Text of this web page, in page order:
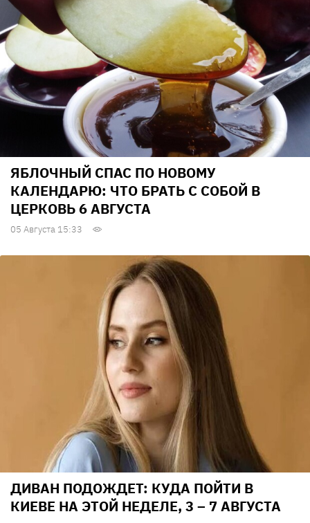
ЯБЛОЧНЫЙ СПАС ПО НОВОМУ
КАЛЕНДАРЮ: ЧТО БРАТЬ С СОБОЙ В
ЦЕРКОВЬ 6 АВГУСТА
05 Августа 15:33
ДИВАН ПОДОЖДЕТ: КУДА ПОЙТИ В
КИЕВЕ НА ЭТОЙ НЕДЕЛЕ, 3 – 7 АВГУСТА